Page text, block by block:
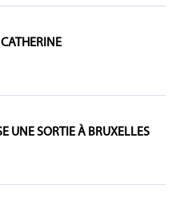
UNE SORTIE À BRUXELLES